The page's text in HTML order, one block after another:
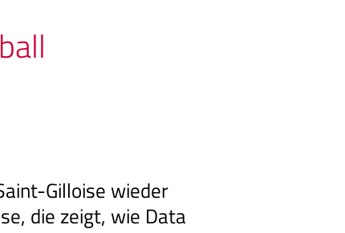
Gilloise wieder
die zeigt, wie Data